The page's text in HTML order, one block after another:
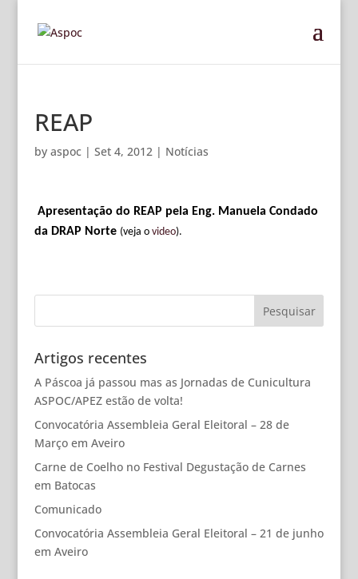
REAP
by aspoc| Set 4, 2012| Notícias
Apresentação do REAP pela Eng. Manuela Condado
da DRAP Norte (veja o video).
Artigos recentes
A Páscoa já passou mas as Jornadas de Cunicultura
ASPOC/APEZ estão de volta!
Convocatória Assembleia Geral Eleitoral – 28 de
Março em Aveiro
Carne de Coelho no Festival Degustação de Carnes
em Batocas
Comunicado
Convocatória Assembleia Geral Eleitoral – 21 de junho
em Aveiro